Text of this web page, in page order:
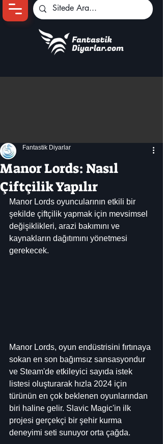
Black Desert
Dizi-Film Haberleri
Manor Lords: Nasıl
Çiftçilik Yapılır
Fantastik Diyarlar
Manor Lords oyuncularının etkili bir
şekilde çiftçilik yapmak için mevsimsel
değişiklikleri, arazi bakımını ve
kaynakların dağıtımını yönetmesi
gerekecek.
Manor Lords, oyun endüstrisini fırtınaya
sokan en son bağımsız sansasyondur
ve Steam'de etkileyici sayıda istek
listesi oluşturarak hızla 2024 için
türünün en çok beklenen oyunlarından
biri haline gelir. Slavic Magic'in ilk
projesi gerçekçi bir şehir kurma
deneyimi seti sunuyor orta çağda.